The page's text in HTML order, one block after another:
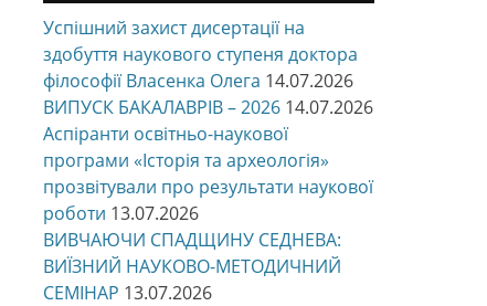
Успішний захист дисертації на
здобуття наукового ступеня доктора
філософії Власенка Олега 14.07.2026
ВИПУСК БАКАЛАВРІВ – 2026 14.07.2026
Аспіранти освітньо-наукової
програми «Історія та археологія»
прозвітували про результати наукової
роботи 13.07.2026
ВИВЧАЮЧИ СПАДЩИНУ СЕДНЕВА:
ВИЇЗНИЙ НАУКОВО-МЕТОДИЧНИЙ
СЕМІНАР 13.07.2026